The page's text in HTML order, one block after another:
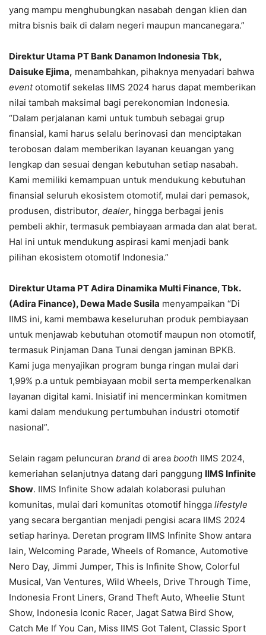
yang mampu menghubungkan nasabah dengan klien dan
mitra bisnis baik di dalam negeri maupun mancanegara.”
Direktur Utama PT Bank Danamon Indonesia Tbk,
Daisuke Ejima, menambahkan, pihaknya menyadari bahwa
eventotomotif sekelas IIMS 2024 harus dapat memberikan
nilai tambah maksimal bagi perekonomian Indonesia.
“Dalam perjalanan kami untuk tumbuh sebagai grup
finansial, kami harus selalu berinovasi dan menciptakan
terobosan dalam memberikan layanan keuangan yang
lengkap dan sesuai dengan kebutuhan setiap nasabah.
Kami memiliki kemampuan untuk mendukung kebutuhan
finansial seluruh ekosistem otomotif, mulai dari pemasok,
produsen, distributor, dealer, hingga berbagai jenis
pembeli akhir, termasuk pembiayaan armada dan alat berat.
Hal ini untuk mendukung aspirasi kami menjadi bank
pilihan ekosistem otomotif Indonesia.”
Direktur Utama PT Adira Dinamika Multi Finance, Tbk.
(Adira Finance), Dewa Made Susila menyampaikan “Di
IIMS ini, kami membawa keseluruhan produk pembiayaan
untuk menjawab kebutuhan otomotif maupun non otomotif,
termasuk Pinjaman Dana Tunai dengan jaminan BPKB.
Kami juga menyajikan program bunga ringan mulai dari
1,99% p.a untuk pembiayaan mobil serta memperkenalkan
layanan digital kami. Inisiatif ini mencerminkan komitmen
kami dalam mendukung pertumbuhan industri otomotif
nasional”.
Selain ragam peluncuran brand di area booth IIMS 2024,
kemeriahan selanjutnya datang dari panggung IIMS Infinite
Show. IIMS Infinite Show adalah kolaborasi puluhan
komunitas, mulai dari komunitas otomotif hingga lifestyle
yang secara bergantian menjadi pengisi acara IIMS 2024
setiap harinya. Deretan program IIMS Infinite Show antara
lain, Welcoming Parade, Wheels of Romance, Automotive
Nero Day, Jimmi Jumper, This is Infinite Show, Colorful
Musical, Van Ventures, Wild Wheels, Drive Through Time,
Indonesia Front Liners, Grand Theft Auto, Wheelie Stunt
Show, Indonesia Iconic Racer, Jagat Satwa Bird Show,
Catch Me If You Can, Miss IIMS Got Talent, Classic Sport